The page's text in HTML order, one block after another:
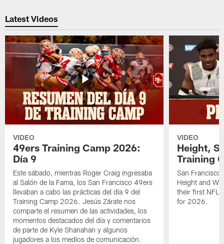
Latest Videos
VIDEO
49ers Training Camp 2026:
Día 9
Este sábado, mientras Roger Craig ingresaba
al Salón de la Fama, los San Francisco 49ers
llevaban a cabo las prácticas del día 9 del
Training Camp 2026. Jesús Zárate nos
comparte el resumen de las actividades, los
momentos destacados del día y comentarios
de parte de Kyle Shanahan y algunos
jugadores a los medios de comunicación.
VIDEO
Height,
Training
San Francisco
Height and
their first NFL
for 2026.